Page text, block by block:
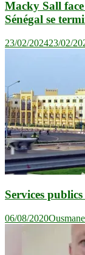
Macky Sall
Sénégal se
23/02/202423/02/
Services publics
06/08/2020